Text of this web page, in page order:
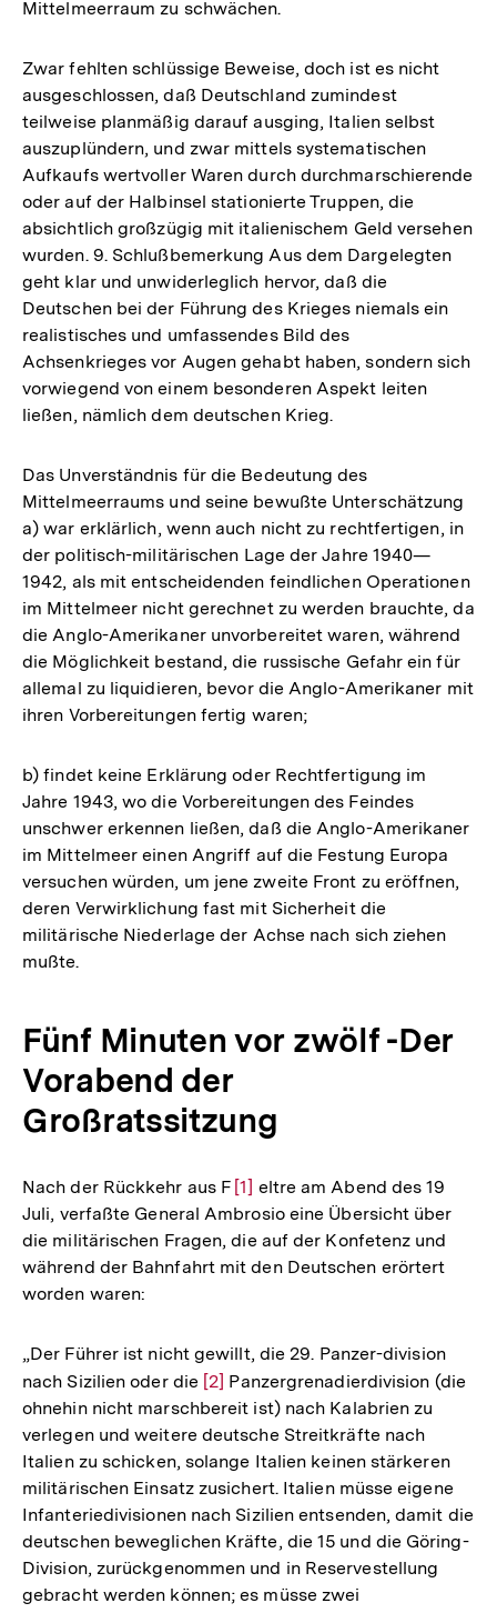
Mittelmeerraum zu schwächen.
Zwar fehlten schlüssige Beweise, doch ist es nicht
ausgeschlossen, daß Deutschland zumindest
teilweise planmäßig darauf ausging, Italien selbst
auszuplündern, und zwar mittels systematischen
Aufkaufs wertvoller Waren durch durchmarschierende
oder auf der Halbinsel stationierte Truppen, die
absichtlich großzügig mit italienischem Geld versehen
wurden. 9. Schlußbemerkung Aus dem Dargelegten
geht klar und unwiderleglich hervor, daß die
Deutschen bei der Führung des Krieges niemals ein
realistisches und umfassendes Bild des
Achsenkrieges vor Augen gehabt haben, sondern sich
vorwiegend von einem besonderen Aspekt leiten
ließen, nämlich dem deutschen Krieg.
Das Unverständnis für die Bedeutung des
Mittelmeerraums und seine bewußte Unterschätzung
a) war erklärlich, wenn auch nicht zu rechtfertigen, in
der politisch-militärischen Lage der Jahre 1940—
1942, als mit entscheidenden feindlichen Operationen
im Mittelmeer nicht gerechnet zu werden brauchte, da
die Anglo-Amerikaner unvorbereitet waren, während
die Möglichkeit bestand, die russische Gefahr ein für
allemal zu liquidieren, bevor die Anglo-Amerikaner mit
ihren Vorbereitungen fertig waren;
b) findet keine Erklärung oder Rechtfertigung im
Jahre 1943, wo die Vorbereitungen des Feindes
unschwer erkennen ließen, daß die Anglo-Amerikaner
im Mittelmeer einen Angriff auf die Festung Europa
versuchen würden, um jene zweite Front zu eröffnen,
deren Verwirklichung fast mit Sicherheit die
militärische Niederlage der Achse nach sich ziehen
mußte.
Fünf Minuten vor zwölf -Der
Vorabend der
Großratssitzung
Nach der Rückkehr aus F Zur
Auflösung
der
Fußnote
[1] eltre am Abend des 19
Juli, verfaßte General Ambrosio eine Übersicht über
die militärischen Fragen, die auf der Konfetenz und
während der Bahnfahrt mit den Deutschen erörtert
worden waren:
„Der Führer ist nicht gewillt, die 29. Panzer-division
nach Sizilien oder die Zur
Auflösung
der
Fußnote
[2] Panzergrenadierdivision (die
ohnehin nicht marschbereit ist) nach Kalabrien zu
verlegen und weitere deutsche Streitkräfte nach
Italien zu schicken, solange Italien keinen stärkeren
militärischen Einsatz zusichert. Italien müsse eigene
Infanteriedivisionen nach Sizilien entsenden, damit die
deutschen beweglichen Kräfte, die 15 und die Göring-
Division, zurückgenommen und in Reservestellung
gebracht werden können; es müsse zwei